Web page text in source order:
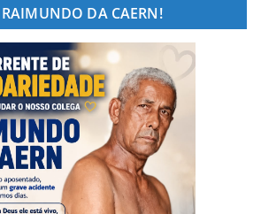
DA CAERN!